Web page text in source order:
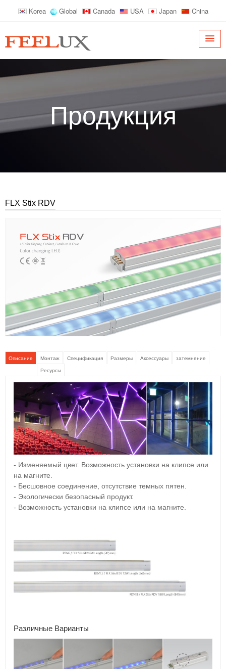
Korea Global Canada USA Japan China
Продукция
FLX Stix RDV
Описание Монтаж Спецификация Размеры Аксессуары
затемнение
Ресурсы
- Изменяемый цвет. Возможность установки на клипсе или
на магните.
- Бесшовное соединение, отсутствие темных пятен.
- Экологически безопасный продукт.
- Возможность установки на клипсе или на магните.
Различные Варианты